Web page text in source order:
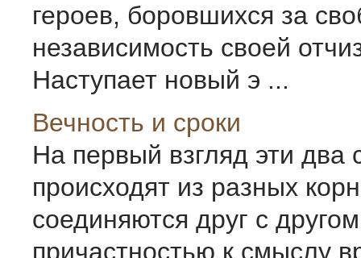
героев, боровшихся за
независимость своей
Наступает новый э ...
Вечность и сроки
На первый взгляд эти два
происходят из разных
соединяются друг с
причастностью к смыслу